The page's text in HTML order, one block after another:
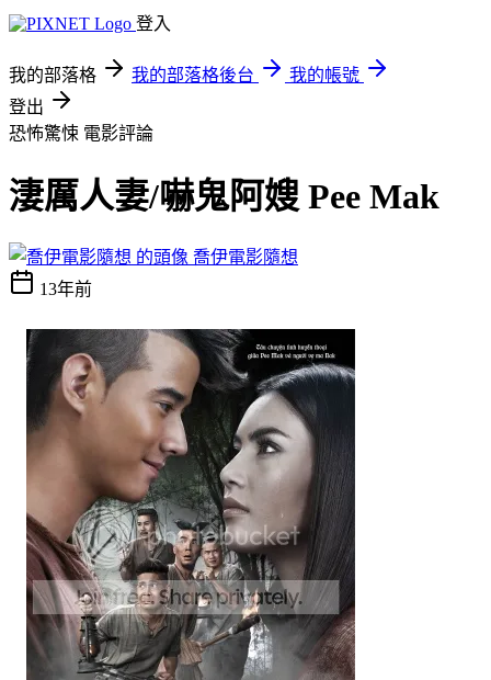
登入
我的部落格 我的部落格後台
我的帳號
登出
恐怖驚悚 電影評論
淒厲人妻/嚇鬼阿嫂 Pee Mak
喬伊電影隨想
13年前